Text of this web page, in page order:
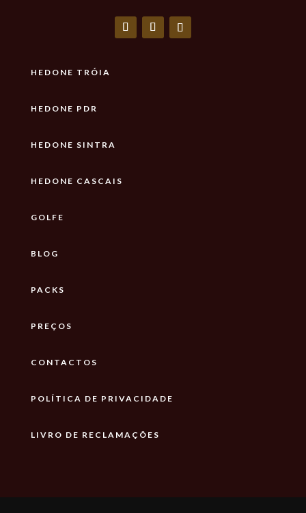
HEDONE TRÓIA
HEDONE PDR
HEDONE SINTRA
HEDONE CASCAIS
GOLFE
BLOG
PACKS
PREÇOS
CONTACTOS
POLÍTICA DE PRIVACIDADE
LIVRO DE RECLAMAÇÕES